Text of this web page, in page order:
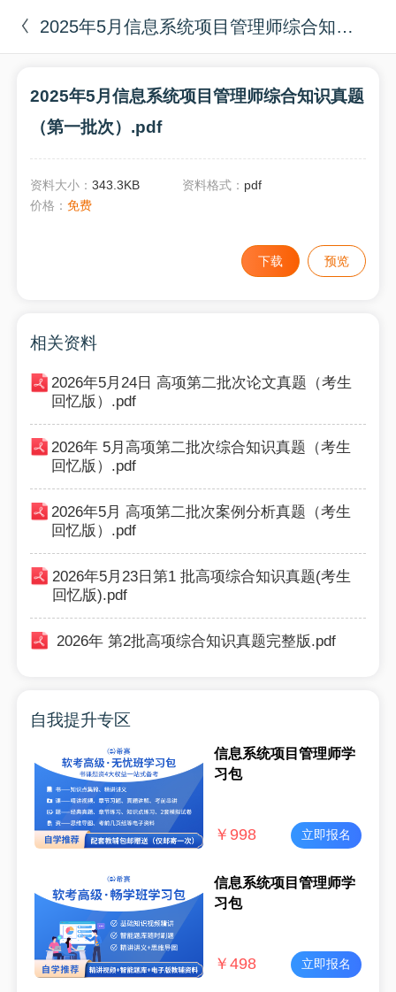
2025年5月信息系统项目管理师综合知识真题（第一批次）.pdf
2025年5月信息系统项目管理师综合知识真题
（第一批次）.pdf
资料大小：343.3KB 资料格式： pdf
价格：免费
下载 预览
相关资料
2026年5月24日 高项第二批次论文真题（考生
回忆版）.pdf
2026年 5月高项第二批次综合知识真题（考生
回忆版）.pdf
2026年5月 高项第二批次案例分析真题（考生
回忆版）.pdf
2026年5月23日第1 批高项综合知识真题(考生
回忆版).pdf
2026年 第2批高项综合知识真题完整版.pdf
自我提升专区
信息系统项目管理师学
习包
￥ 998 立即报名
信息系统项目管理师学
习包
￥ 498 立即报名